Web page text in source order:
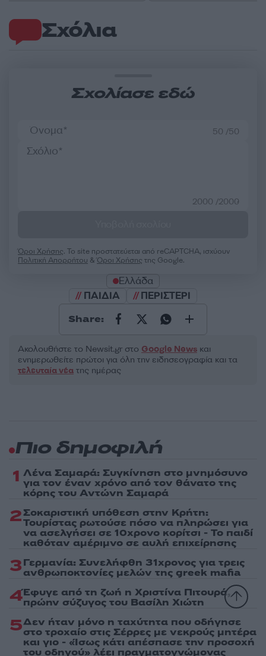
Σχόλια
Σχολίασε εδώ
50 /50
2000 /2000
Όροι Χρήσης. Το site προστατεύεται από reCAPTCHA, ισχύουν
Πολιτική Απορρήτου &Όροι Χρήσης της Google.
Ελλάδα
ΠΑΙΔΙΑ
ΠΕΡΙΣΤΕΡΙ
Share:
Ακολουθήστε το Νewsit.gr στο Google News και
ενημερωθείτε πρώτοι για όλη την ειδησεογραφία και τα
τελευταία νέα της ημέρας
Πιο δημοφιλή
1 Λένα Σαμαρά: Συγκίνηση στο μνημόσυνο
για τον έναν χρόνο από τον θάνατο της
κόρης του Αντώνη Σαμαρά
2Σοκαριστική υπόθεση στην Κρήτη:
Τουρίστας ρωτούσε πόσο να πληρώσει για
να ασελγήσει σε 10χρονο κορίτσι - Το παιδί
καθόταν αμέριμνο σε αυλή επιχείρησης
3Γερμανία: Συνελήφθη 31χρονος για τρεις
ανθρωποκτονίες μελών της greek mafia
4Έφυγε από τη ζωή η Χριστίνα Πιτουρά,
πρώην σύζυγος του Βασίλη Χιώτη
5Δεν ήταν μόνο η ταχύτητα που οδήγησε
στο τροχαίο στις Σέρρες με νεκρούς μητέρα
και γιο - «Ίσως κάτι απέσπασε την προσοχή
του οδηγού» λέει πραγματογνώμονας